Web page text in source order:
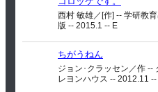
西村 敏雄／[作] -- 学研教育
版 -- 2015.1 -- E
ちがうねん
ジョン･クラッセン／作 --
レヨンハウス -- 2012.11 --